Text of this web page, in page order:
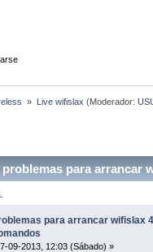
» Live wifislax (Moderador:
problemas para arrancar
para arrancar wifislax
09-2013, 12:03 (Sábado) »